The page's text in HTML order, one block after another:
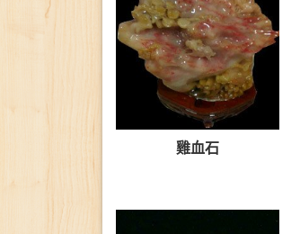
雞血石